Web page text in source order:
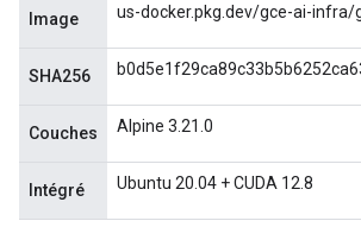
Image us-docker.pkg.dev/gce-ai-
SHA256
Couches Alpine 3.21.0
Intégré Ubuntu 20.04 + CUDA 12.8